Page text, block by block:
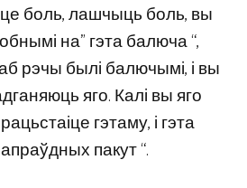
боль, лашчыць боль, вы
на” гэта балюча “,
рэчы былі балючымі, і вы
яго. Калі вы яго
гэтаму, і гэта
пакут “.